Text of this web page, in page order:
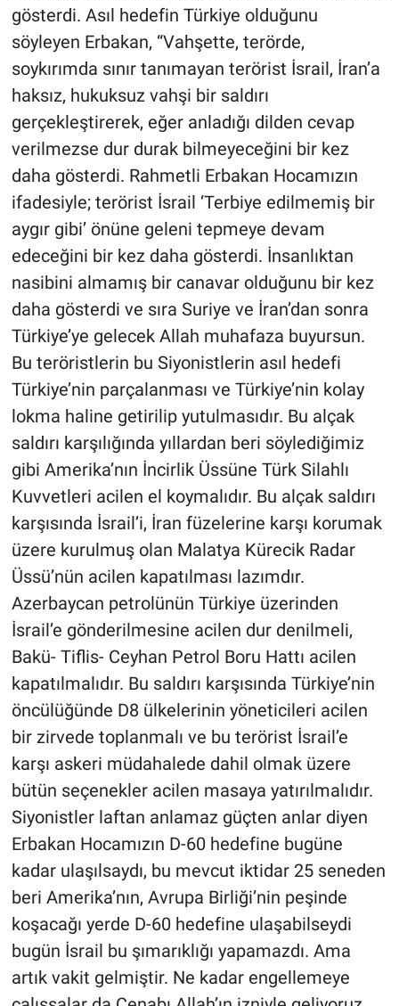
gösterdi. Asıl hedefin Türkiye olduğunu
söyleyen Erbakan, “Vahşette, terörde,
soykırımda sınır tanımayan terörist İsrail, İran’a
haksız, hukuksuz vahşi bir saldırı
gerçekleştirerek, eğer anladığı dilden cevap
verilmezse dur durak bilmeyeceğini bir kez
daha gösterdi. Rahmetli Erbakan Hocamızın
ifadesiyle; terörist İsrail ‘Terbiye edilmemiş bir
aygır gibi’ önüne geleni tepmeye devam
edeceğini bir kez daha gösterdi. İnsanlıktan
nasibini almamış bir canavar olduğunu bir kez
daha gösterdi ve sıra Suriye ve İran’dan sonra
Türkiye’ye gelecek Allah muhafaza buyursun.
Bu teröristlerin bu Siyonistlerin asıl hedefi
Türkiye’nin parçalanması ve Türkiye’nin kolay
lokma haline getirilip yutulmasıdır. Bu alçak
saldırı karşılığında yıllardan beri söylediğimiz
gibi Amerika’nın İncirlik Üssüne Türk Silahlı
Kuvvetleri acilen el koymalıdır. Bu alçak saldırı
karşısında İsrail’i, İran füzelerine karşı korumak
üzere kurulmuş olan Malatya Kürecik Radar
Üssü’nün acilen kapatılması lazımdır.
Azerbaycan petrolünün Türkiye üzerinden
İsrail’e gönderilmesine acilen dur denilmeli,
Bakü- Tiflis- Ceyhan Petrol Boru Hattı acilen
kapatılmalıdır. Bu saldırı karşısında Türkiye’nin
öncülüğünde D8 ülkelerinin yöneticileri acilen
bir zirvede toplanmalı ve bu terörist İsrail’e
karşı askeri müdahalede dahil olmak üzere
bütün seçenekler acilen masaya yatırılmalıdır.
Siyonistler laftan anlamaz güçten anlar diyen
Erbakan Hocamızın D-60 hedefine bugüne
kadar ulaşılsaydı, bu mevcut iktidar 25 seneden
beri Amerika’nın, Avrupa Birliği’nin peşinde
koşacağı yerde D-60 hedefine ulaşabilseydi
bugün İsrail bu şımarıklığı yapamazdı. Ama
artık vakit gelmiştir. Ne kadar engellemeye